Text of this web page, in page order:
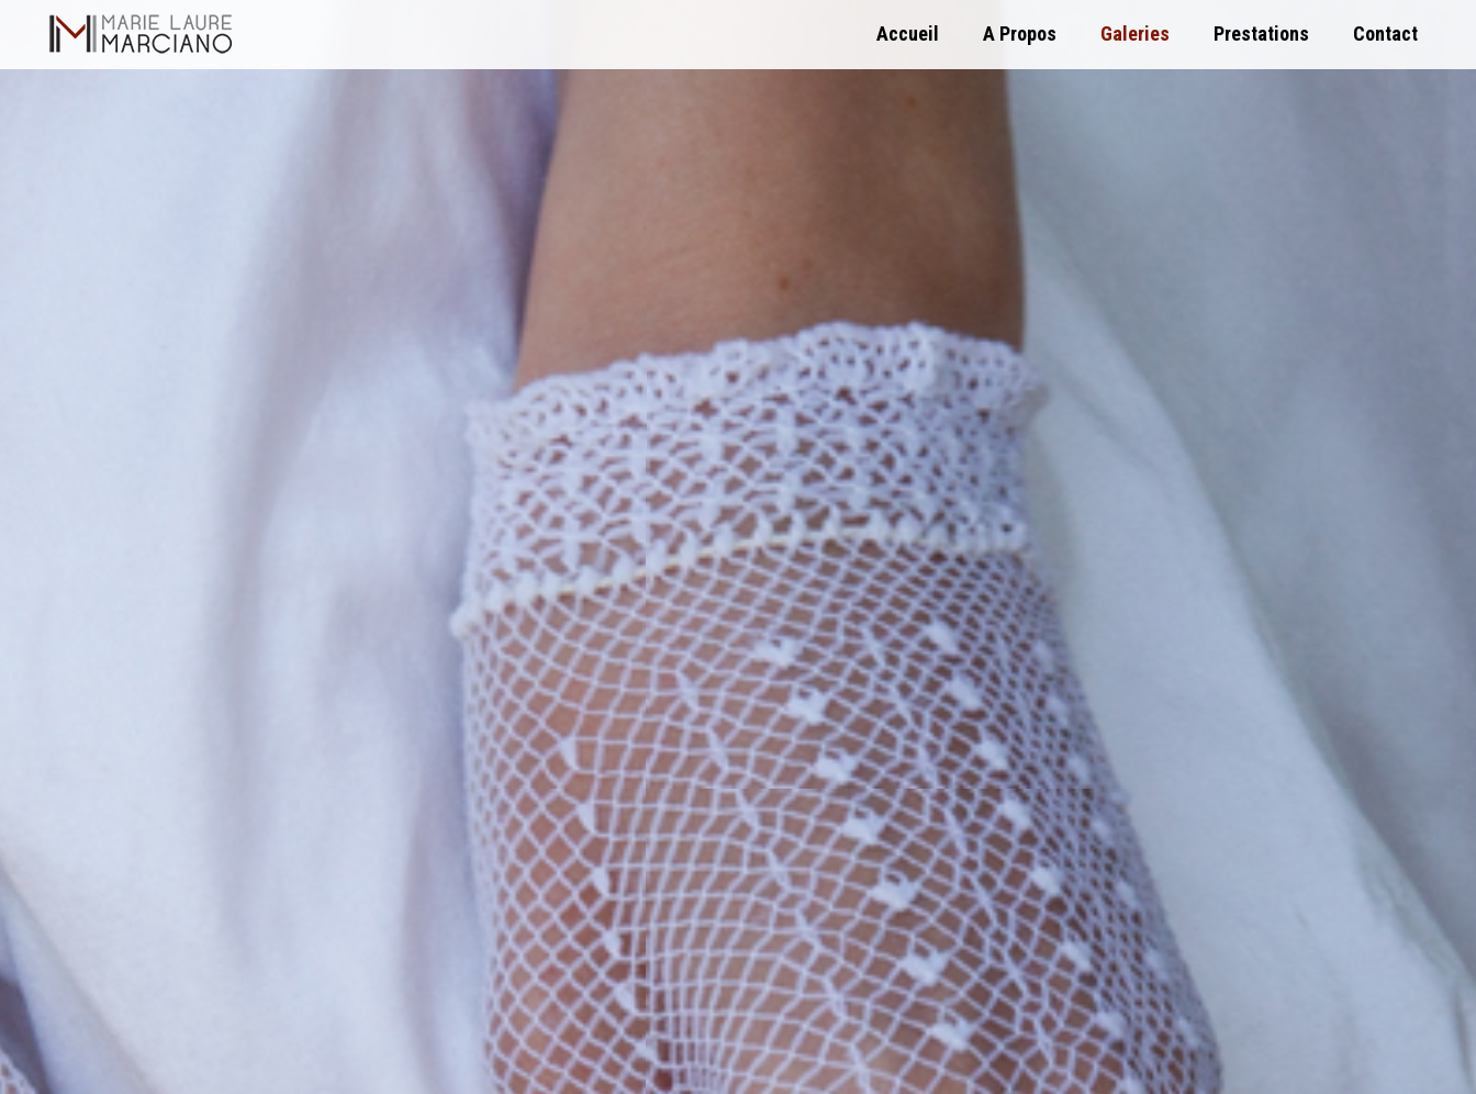
Accueil A Propos Galeries Prestations Contact